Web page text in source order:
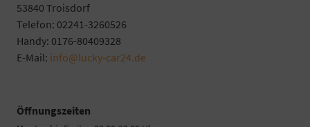
53840 Troisdorf
Telefon: 02241-3260526
Handy: 0176-80409328
E-Mail: info@lucky-car24.de
Öffnungszeiten